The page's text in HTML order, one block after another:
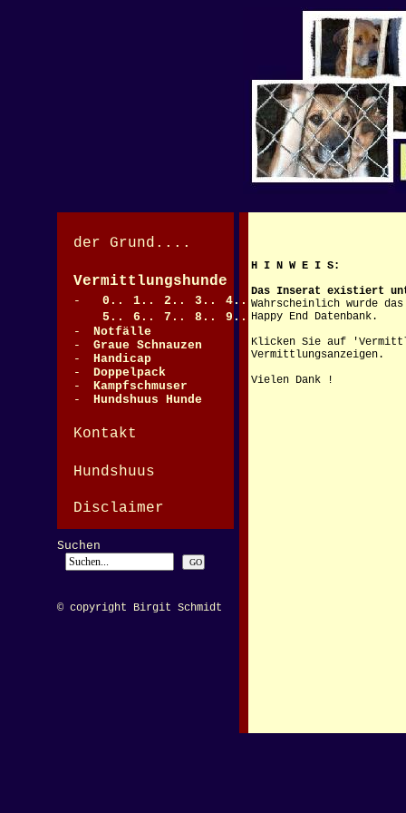
der Grund....
Vermittlungshunde
- 0.. 1.. 2.. 3..
4..
5..
6.. 7.. 8..
9..
-
Notfälle
-
Graue Schnauzen
-
Handicap
-
Doppelpack
-
Kampfschmuser
-
Hundshuus Hunde
Kontakt
Hundshuus
Disclaimer
Suchen
© copyright Birgit Schmidt
H I N W E I S:
Das Inserat existiert
Wahrscheinlich wurde
Happy End Datenbank.
Klicken Sie auf
Vermittlungsanzeigen.
Vielen Dank !